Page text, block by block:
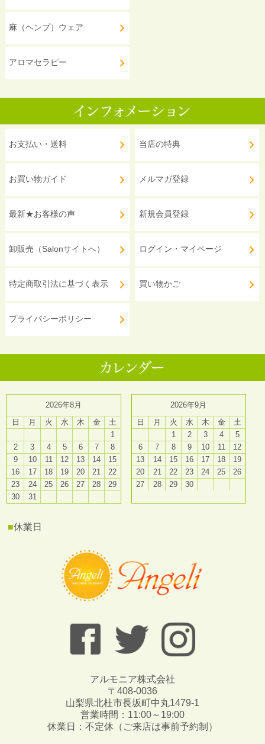
麻（ヘンプ）ウェア
アロマセラピー
お支払い・送料
お買い物ガイド
最新★お客様の声
卸販売（Salonサイトへ）
特定商取引法に基づく表示
プライバシーポリシー
当店の特典
メルマガ登録
新規会員登録
ログイン・マイページ
買い物かご
2026年8月
日
月 火 水 木 金
土
1
2
3 4 5 6 7
8
9
10 11 12 13 14
15
16
17 18 19 20 21
22
23
24 25 26 27 28
29
30
31
2026年9月
日
月 火 水 木 金
土
1
2 3 4
5
6
7 8 9 10 11
12
13
14 15 16 17 18
19
20
21 22 23 24 25
26
27
28 29 30
■休業日
アルモニア株式会社
〒408-0036
山梨県北杜市長坂町中丸1479-1
営業時間：11:00～19:00
休業日：不定休（ご来店は事前予約制）